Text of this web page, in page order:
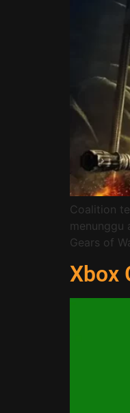
Coalition
menunggu
Gears of
Xbox